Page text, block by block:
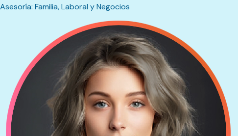
Asesoría: Familia, Laboral y Negocios